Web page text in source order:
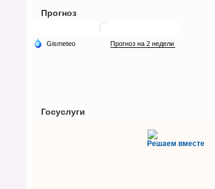
Прогноз
Госуслуги
Решаем вместе